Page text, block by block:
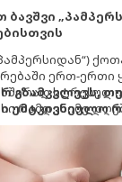
ერთ-ერთი
სტრესული
რამდენიმე
გზამკვლევს,
უმტკივნეულო